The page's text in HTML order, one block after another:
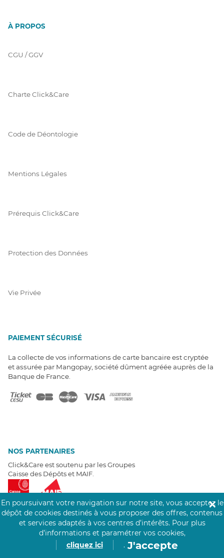
À PROPOS
CGU / GGV
Charte Click&Care
Code de Déontologie
Mentions Légales
Prérequis Click&Care
Protection des Données
Vie Privée
PAIEMENT SÉCURISÉ
La collecte de vos informations de carte bancaire est cryptée
et assurée par Mangopay, société dûment agréée auprès de la
Banque de France.
NOS PARTENAIRES
Click&Care est soutenu par les Groupes
Caisse des Dépôts et MAIF.
EXPERTS À VOTRE ÉCOUTE
Un besoin de recrutement ? Click&Care vous accompagne par
En poursuivant votre navigation sur notre site, vous acceptez le
dépôt de cookies destinés à vous proposer des offres, contenus
et services adaptés à vos centres d’intérêts. Pour plus
d’informations et paramétrer vos cookies,
cliquez ici
. J'accepte
✕